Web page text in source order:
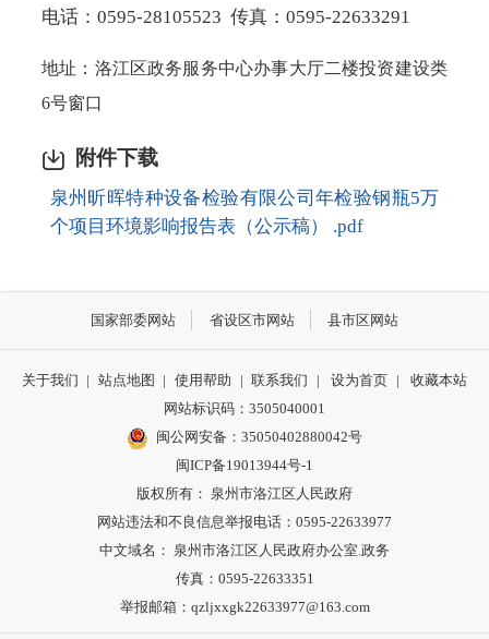
电话：0595-28105523 传真：0595-22633291
地址：洛江区政务服务中心办事大厅二楼投资建设类
6号窗口
附件下载
泉州昕晖特种设备检验有限公司年检验钢瓶5万
个项目环境影响报告表（公示稿） .pdf
国家部委网站 省设区市网站 县市区网站
关于我们 | 站点地图 | 使用帮助 | 联系我们 | 设为首页 |
收藏本站
网站标识码：3505040001
闽公网安备：35050402880042号
闽ICP备19013944号-1
版权所有： 泉州市洛江区人民政府
网站违法和不良信息举报电话：0595-22633977
中文域名： 泉州市洛江区人民政府办公室.政务
传真：0595-22633351
举报邮箱：qzljxxgk22633977@163.com